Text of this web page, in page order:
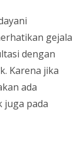
gejala
dengan
Karena jika
ada
juga pada